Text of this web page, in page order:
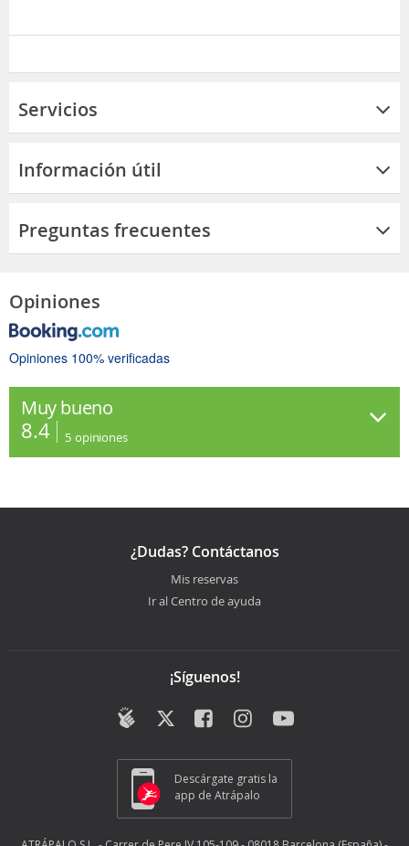
Servicios
Información útil
Preguntas frecuentes
Opiniones
Opiniones 100% verificadas
Muy bueno
8.4 5 opiniones
¿Dudas? Contáctanos
Mis reservas
Ir al Centro de ayuda
¡Síguenos!
Descárgate gratis la
app de Atrápalo